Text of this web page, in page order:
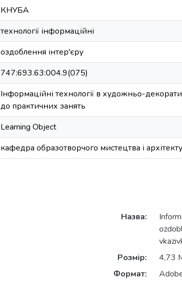
КНУБА
технології інформаційні
оздоблення інтер'єру
747:693.63:004.9(075)
Інформаційні технології в художньо-
до практичних занять
Learning Object
кафедра образотворчого мистецтва і
Назва:
Розмір:
4,73
Формат: